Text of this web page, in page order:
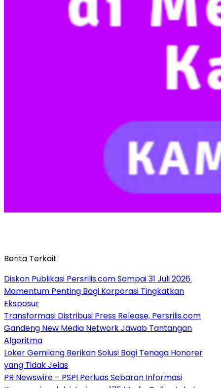
Berita Terkait
Diskon Publikasi Persrilis.com Sampai 31 Juli 2026.
Momentum Penting Bagi Korporasi Tingkatkan
Eksposur
Transformasi Distribusi Press Release, Persrilis.com
Gandeng New Media Network Jawab Tantangan
Algoritma
Loker Gemilang Berikan Solusi Bagi Tenaga Honorer
yang Tidak Jelas
PR Newswire – PSPI Perluas Sebaran Informasi